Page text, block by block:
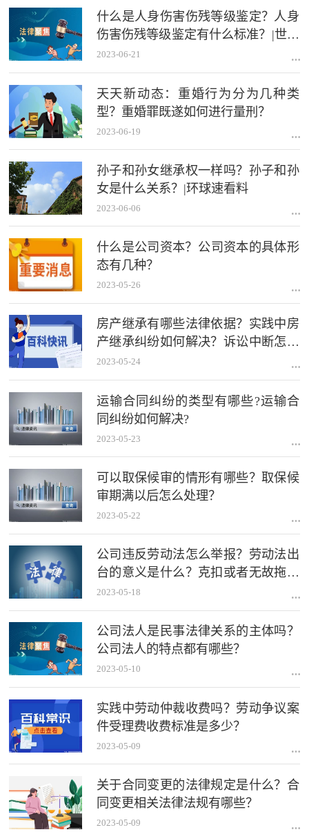
什么是人身伤害伤残等级鉴定？人身
伤害伤残等级鉴定有什么标准？|世界
热推荐
2023-06-21
天天新动态：重婚行为分为几种类
型？重婚罪既遂如何进行量刑？
2023-06-19
孙子和孙女继承权一样吗？孙子和孙
女是什么关系？|环球速看料
2023-06-06
什么是公司资本？​公司资本的具体形
态有几种？
2023-05-26
房产继承有哪些法律依据？实践中房
产继承纠纷如何解决？诉讼中断怎么
理解？
2023-05-24
运输合同纠纷的类型有哪些?运输合
同纠纷如何解决?
2023-05-23
可以取保候审的情形有哪些？取保候
审期满以后怎么处理？
2023-05-22
公司违反劳动法怎么举报？劳动法出
台的意义是什么？克扣或者无故拖欠
劳动者工资的如何赔偿？
2023-05-18
公司法人是民事法律关系的主体吗？
公司法人的特点都有哪些？
2023-05-10
实践中劳动仲裁收费吗？劳动争议案
件受理费收费标准是多少？
2023-05-09
关于合同变更的法律规定是什么？合
同变更相关法律法规有哪些？
2023-05-09